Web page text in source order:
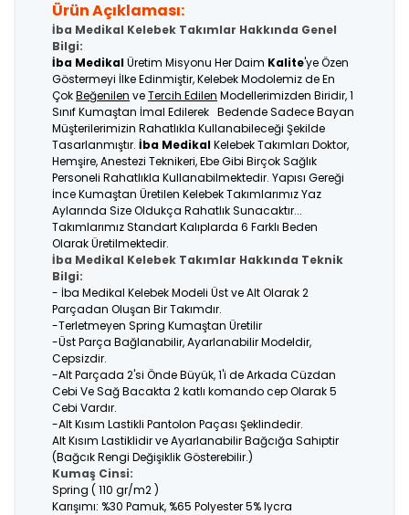
Ürün Açıklaması:
İba Medikal Kelebek Takımlar Hakkında Genel
Bilgi:
İba MedikalÜretim Misyonu Her Daim Kalite'ye Özen
Göstermeyi İlke Edinmiştir, Kelebek Modolemiz de En
ÇokBeğenilen veTercih Edilen Modellerimizden Biridir, 1
Sınıf Kumaştan İmal Edilerek Bedende Sadece Bayan
Müşterilerimizin Rahatlıkla Kullanabileceği Şekilde
Tasarlanmıştır. İba MedikalKelebek Takımları Doktor,
Hemşire, Anestezi Teknikeri, Ebe Gibi Birçok Sağlık
Personeli Rahatlıkla Kullanabilmektedir. Yapısı Gereği
İnce Kumaştan Üretilen Kelebek Takımlarımız Yaz
Aylarında Size Oldukça Rahatlık Sunacaktır...
Takımlarımız Standart Kalıplarda 6 Farklı Beden
Olarak Üretilmektedir.
İba Medikal Kelebek Takımlar Hakkında Teknik
Bilgi:
- İba Medikal Kelebek Modeli Üst ve Alt Olarak 2
Parçadan Oluşan Bir Takımdır.
-Terletmeyen Spring Kumaştan Üretilir
-Üst Parça Bağlanabilir, Ayarlanabilir Modeldir,
Cepsizdir.
-Alt Parçada 2'si Önde Büyük, 1'i de Arkada Cüzdan
Cebi Ve Sağ Bacakta 2 katlı komando cep Olarak 5
Cebi Vardır.
-Alt Kısım Lastikli Pantolon Paçası Şeklindedir.
Alt Kısım Lastiklidir ve Ayarlanabilir Bağcığa Sahiptir
(Bağcık Rengi Değişiklik Gösterebilir.)
Kumaş Cinsi:
Spring ( 110 gr/m2 )
Karışımı: %30 Pamuk, %65 Polyester 5% lycra